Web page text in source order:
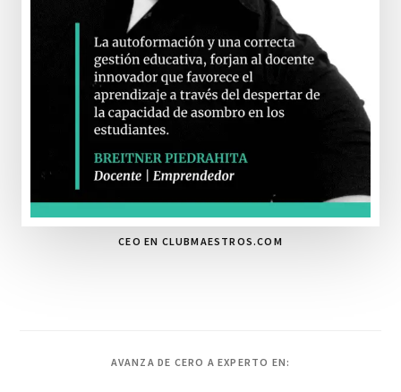
CEO EN CLUBMAESTROS.COM
AVANZA DE CERO A EXPERTO EN: